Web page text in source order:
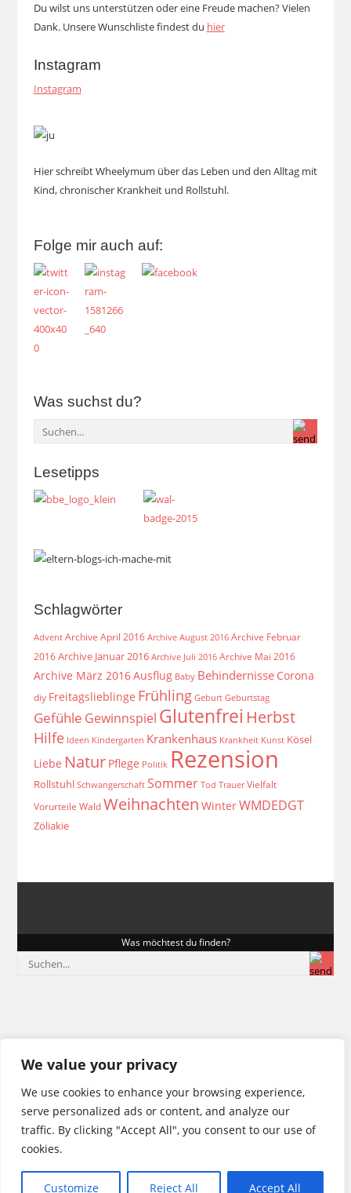
We value your privacy
We use cookies to enhance your browsing experience,
serve personalized ads or content, and analyze our
traffic. By clicking "Accept All", you consent to our use of
cookies.
Customize Reject All Accept All
Du wilst uns unterstützen oder eine Freude machen? Vielen
Dank. Unsere Wunschliste findest du hier
Instagram
Instagram
Hier schreibt Wheelymum über das Leben und den Alltag mit
Kind, chronischer Krankheit und Rollstuhl.
Folge mir auch auf:
Was suchst du?
Lesetipps
Schlagwörter
Advent Archive April 2016 Archive August 2016 Archive Februar
2016 Archive Januar 2016 Archive Juli 2016 Archive Mai 2016
Archive März 2016Ausflug Baby Behindernisse Corona
diy Freitagslieblinge Frühling Geburt Geburtstag
Gefühle Gewinnspiel Glutenfrei Herbst
Hilfe Ideen Kindergarten Krankenhaus Krankheit Kunst Kösel
Liebe Natur Pflege Politik Rezension
Rollstuhl Schwangerschaft Sommer Tod Trauer Vielfalt
Vorurteile Wald Weihnachten WinterWMDEDGT
Zöliakie
Was möchtest du finden?